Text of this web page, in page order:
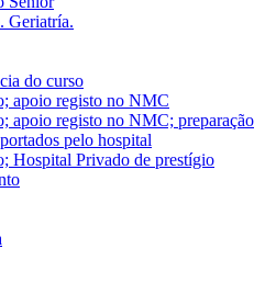
Geriatría.
do curso
apoio registo no NMC
apoio registo no NMC; preparação
pelo hospital
Hospital Privado de prestígio